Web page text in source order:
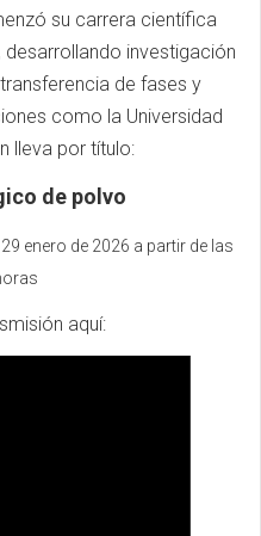
su carrera científica
investigación
de fases y
como la Universidad
lleva por título:
de polvo
enero de 2026 a partir de las
aquí: